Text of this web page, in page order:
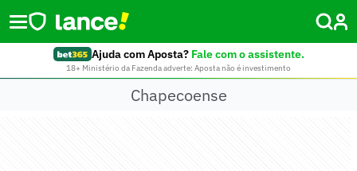
Ajuda com Aposta? Fale com o assistente.
18+ Ministério da Fazenda adverte: Aposta não é investimento
Chapecoense